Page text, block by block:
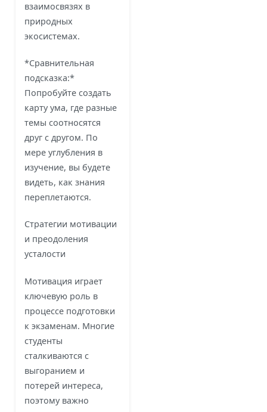
взаимосвязях в
природных
экосистемах.
*Сравнительная
подсказка:*
Попробуйте создать
карту ума, где разные
темы соотносятся
друг с другом. По
мере углубления в
изучение, вы будете
видеть, как знания
переплетаются.
Стратегии мотивации
и преодоления
усталости
Мотивация играет
ключевую роль в
процессе подготовки
к экзаменам. Многие
студенты
сталкиваются с
выгоранием и
потерей интереса,
поэтому важно